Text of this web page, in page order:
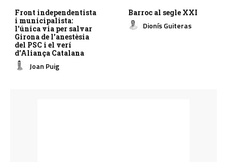
Front independentista
i municipalista:
l’única via per salvar
Girona de l’anestèsia
del PSC i el verí
d’Aliança Catalana
Joan Puig
Barroc al segle XXI
Dionís Guiteras